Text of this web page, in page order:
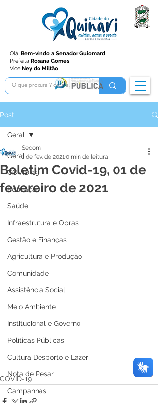
Olá, Bem-vindo a Senador Guiomard!
Prefeita Rosana Gomes
Vice Ney do Miltão
Post
Geral
COVID-19
Educação
Saúde
Infraestrutura e Obras
Gestão e Finanças
Agricultura e Produção
Comunidade
Assistência Social
Meio Ambiente
Institucional e Governo
Políticas Públicas
Cultura Desporto e Lazer
Nota de Pesar
Campanhas
Geral
Boletim Covid-19, 01 de
fevereiro de 2021
Secom
1 de fev. de 20210 min de leitura
COVID-19